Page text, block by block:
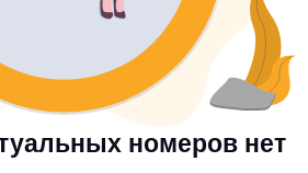
номеров нет